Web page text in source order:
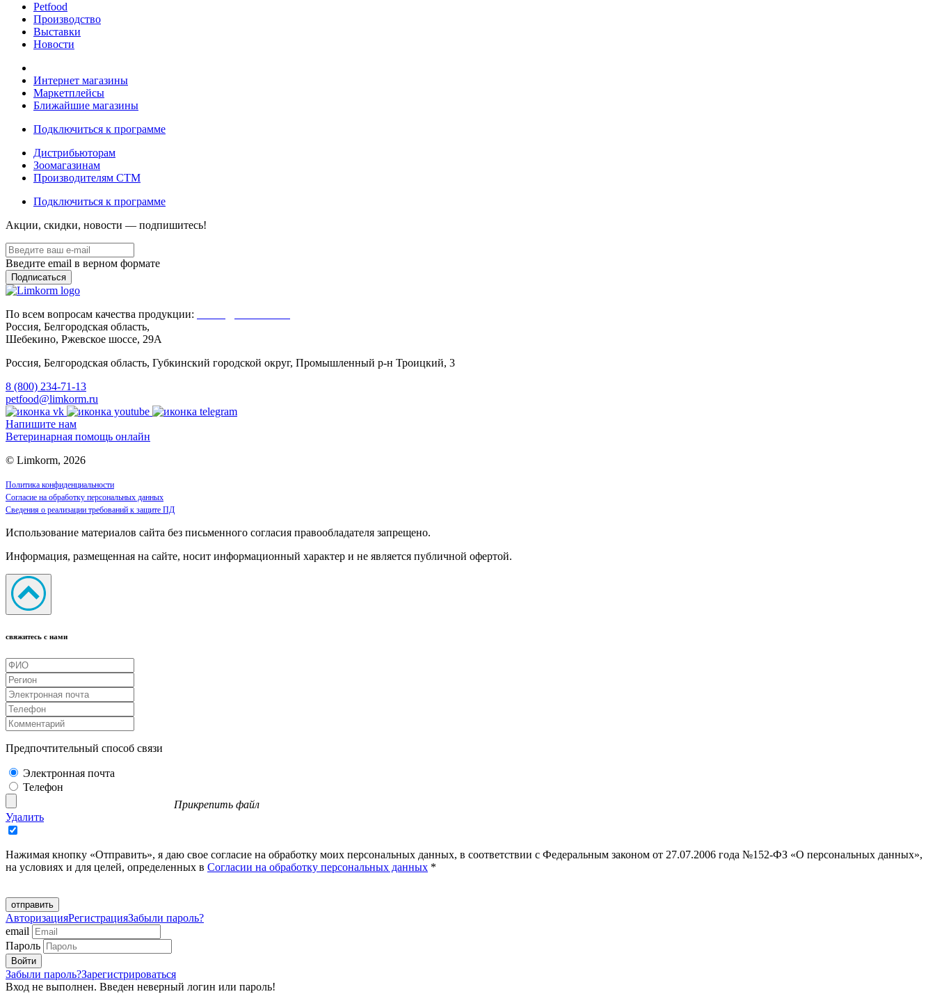
Petfood
Производство
Выставки
Новости
Интернет магазины
Маркетплейсы
Ближайшие магазины
Подключиться к программе
Дистрибьюторам
Зоомагазинам
Производителям CTM
Подключиться к программе
Акции, скидки, новости — подпишитесь!
Введите email в верном формате
По всем вопросам качества продукции:
Россия, Белгородская область,
Шебекино, Ржевское шоссе, 29А
Россия, Белгородская область, Губкинский городской округ, Промышленный р-н Троицкий, 3
8 (800) 234-71-13
petfood@limkorm.ru
Напишите нам
Ветеринарная помощь онлайн
© Limkorm, 2026
Политика конфиденциальности
Согласие на обработку персональных данных
Сведения о реализации требований к защите ПД
Использование материалов сайта без письменного согласия правообладателя запрещено.
Информация, размещенная на сайте, носит информационный характер и не является публичной офертой.
свяжитесь с нами
Предпочтительный способ связи
Электронная почта
Телефон
Прикрепить файл
Удалить
Нажимая кнопку «Отправить», я даю свое согласие на обработку моих персональных данных, в соответствии с Федеральным законом от 27.07.2006 года №152-ФЗ «О персональных данных»,
на условиях и для целей, определенных в Согласии на обработку персональных данных *
отправить
АвторизацияРегистрацияЗабыли пароль?
email
Пароль
Забыли пароль?Зарегистрироваться
Вход не выполнен. Введен неверный логин или пароль!